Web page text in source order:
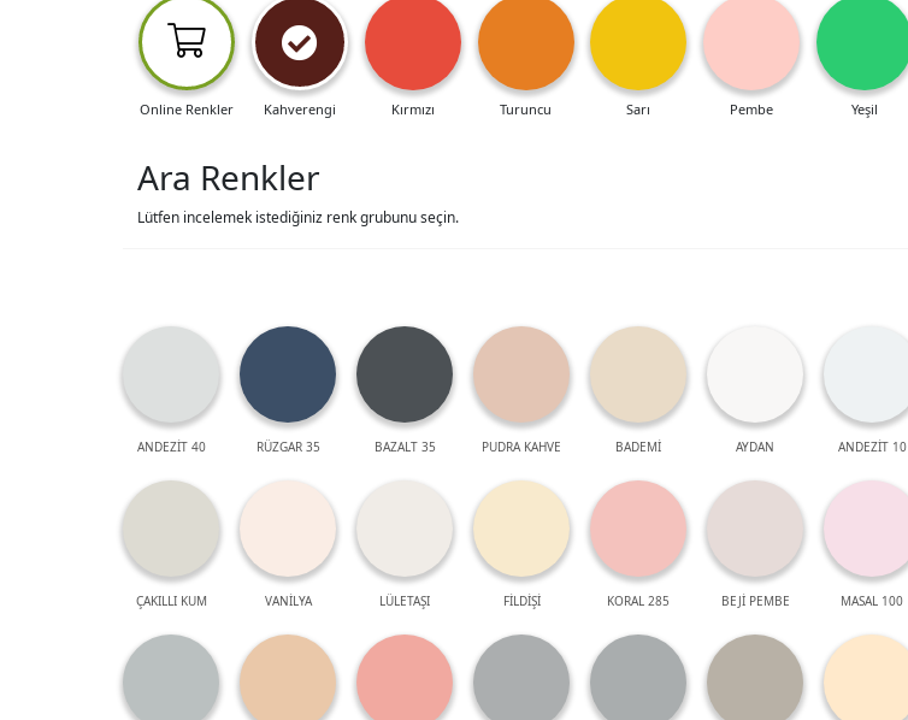
Online Renkler Kahverengi Kırmızı Turuncu Sarı Pembe Yeşil
Ara Renkler
Lütfen incelemek istediğiniz renk grubunu seçin.
ANDEZİT 40 RÜZGAR 35 BAZALT 35 PUDRA KAHVE BADEMİ AYDAN ANDEZİT 10
ÇAKILLI KUM VANİLYA LÜLETAŞI FİLDİŞİ KORAL 285 BEJİ PEMBE MASAL 100